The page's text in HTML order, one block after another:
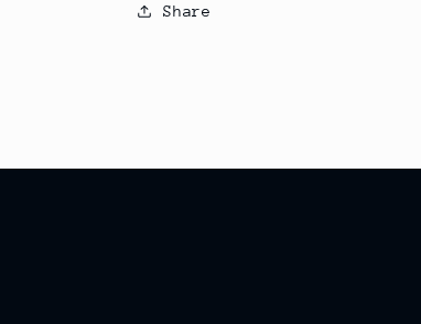
Share